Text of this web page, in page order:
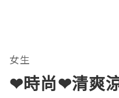
女生
❤時尚❤清爽